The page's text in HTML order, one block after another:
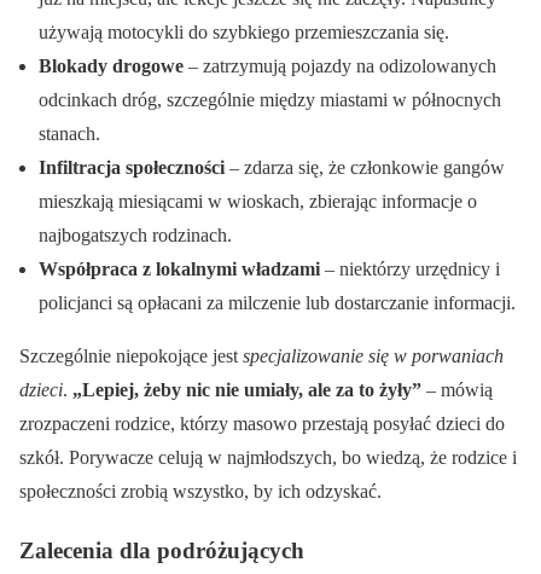
używają motocykli do szybkiego przemieszczania się.
Blokady drogowe – zatrzymują pojazdy na odizolowanych
odcinkach dróg, szczególnie między miastami w północnych
stanach.
Infiltracja społeczności – zdarza się, że członkowie gangów
mieszkają miesiącami w wioskach, zbierając informacje o
najbogatszych rodzinach.
Współpraca z lokalnymi władzami – niektórzy urzędnicy i
policjanci są opłacani za milczenie lub dostarczanie informacji.
Szczególnie niepokojące jest specjalizowanie się w porwaniach
dzieci. „Lepiej, żeby nic nie umiały, ale za to żyły” – mówią
zrozpaczeni rodzice, którzy masowo przestają posyłać dzieci do
szkół. Porywacze celują w najmłodszych, bo wiedzą, że rodzice i
społeczności zrobią wszystko, by ich odzyskać.
Zalecenia dla podróżujących